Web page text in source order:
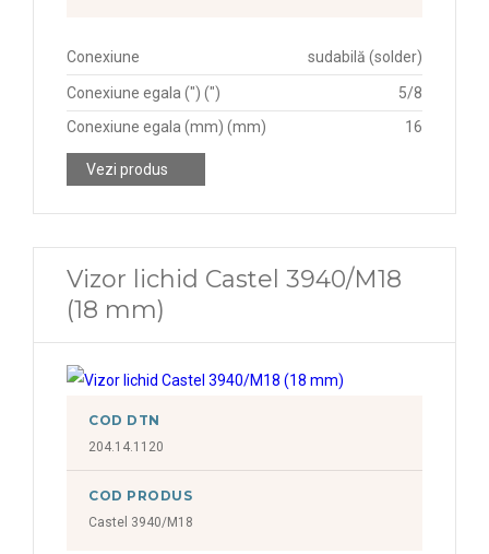
Conexiune sudabilă (solder)
Conexiune egala (") (")
5/8
Conexiune egala (mm) (mm)
16
Vezi produs
Vizor lichid Castel 3940/M18
(18 mm)
COD DTN
204.14.1120
COD PRODUS
Castel 3940/M18